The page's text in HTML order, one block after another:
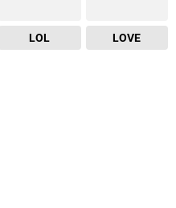
LOL LOVE